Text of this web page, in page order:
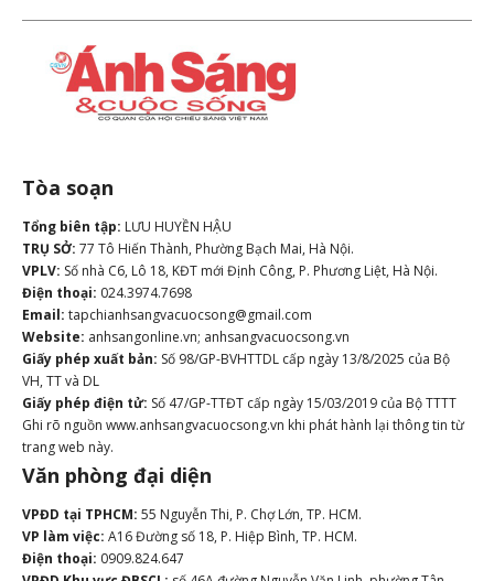
Tòa soạn
Tổng biên tập: LƯU HUYỀN HẬU
TRỤ SỞ: 77 Tô Hiến Thành, Phường Bạch Mai, Hà Nội.
VPLV: Số nhà C6, Lô 18, KĐT mới Định Công, P. Phương Liệt, Hà Nội.
Điện thoại: 024.3974.7698
Email: tapchianhsangvacuocsong@gmail.com
Website: anhsangonline.vn; anhsangvacuocsong.vn
Giấy phép xuất bản: Số 98/GP-BVHTTDL cấp ngày 13/8/2025 của Bộ
VH, TT và DL
Giấy phép điện tử: Số 47/GP-TTĐT cấp ngày 15/03/2019 của Bộ TTTT
Ghi rõ nguồn www.anhsangvacuocsong.vn khi phát hành lại thông tin từ
trang web này.
Văn phòng đại diện
VPĐD tại TPHCM: 55 Nguyễn Thi, P. Chợ Lớn, TP. HCM.
VP làm việc: A16 Đường số 18, P. Hiệp Bình, TP. HCM.
Điện thoại: 0909.824.647